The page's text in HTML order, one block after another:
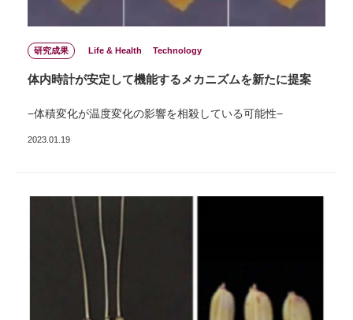
研究成果 Life & Health Technology
体内時計が安定して機能するメカニズムを新たに提案
−体積変化が温度変化の影響を相殺している可能性−
2023.01.19